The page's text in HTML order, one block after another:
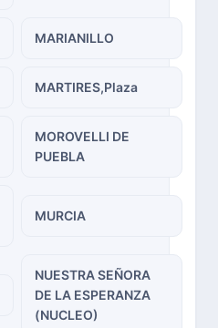
MARIANILLO
MARTIRES,Plaza
MOROVELLI DE
PUEBLA
MURCIA
NUESTRA SEÑORA
DE LA ESPERANZA
(NUCLEO)